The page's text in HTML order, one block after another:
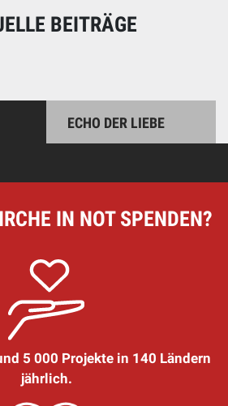
BEITRÄGE
ECHO DER LIEBE
IN NOT SPENDEN?
5 000 Projekte in 140 Ländern
jährlich.